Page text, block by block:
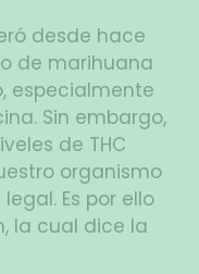
desde hace
de marihuana
especialmente
Sin embargo,
de THC
organismo
Es por ello
la cual dice la